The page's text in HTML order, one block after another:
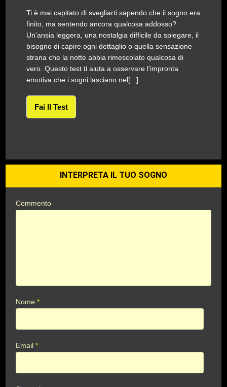
Ti è mai capitato di svegliarti sapendo che il sogno era
finito, ma sentendo ancora qualcosa addosso?
Un’ansia leggera, una nostalgia difficile da spiegare, il
bisogno di capire ogni dettaglio o quella sensazione
strana che la notte abbia rimescolato qualcosa di
vero. Questo test ti aiuta a osservare l’impronta
emotiva che i sogni lasciano nel[...]
Fai Il Test
INTERPRETA IL TUO SOGNO
Commento
Nome*
Email*